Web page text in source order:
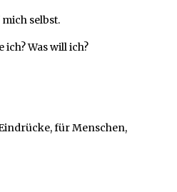
selbst.
ich? Was will ich?
für Menschen,